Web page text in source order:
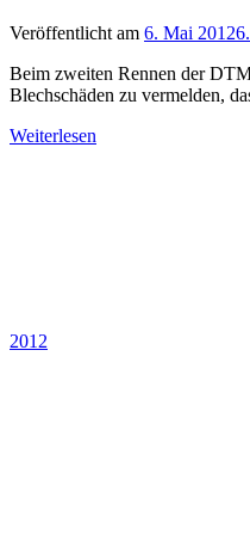
Veröffentlicht am 6. Mai 2012
Beim zweiten Rennen der
Blechschäden zu vermelden,
Weiterlesen
2012